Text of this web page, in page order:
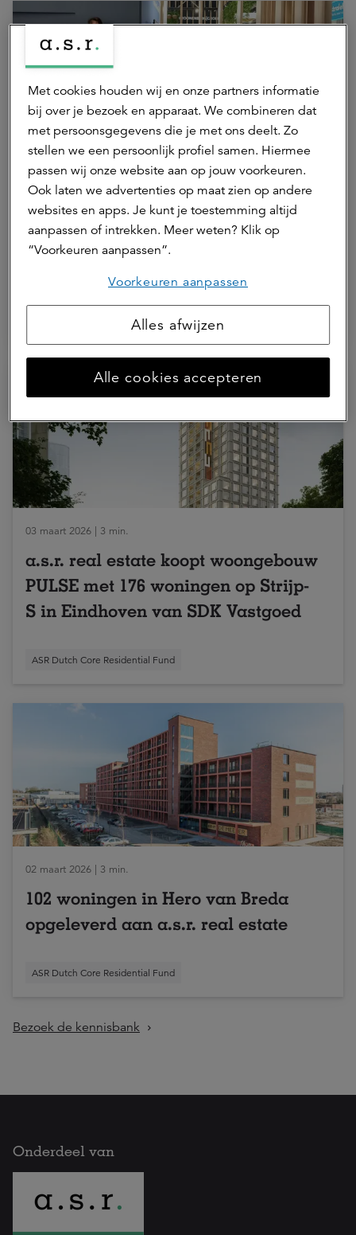
10 juni 2026 | 2 min.
HBB Groep en Maarsen Groep
zetten STELT in Amsterdam op
groen dankzij overeenkomst met
a.s.r. real assets
ASR Dutch Core Residential Fund
03 maart 2026 | 3 min.
a.s.r. real estate koopt woongebouw
PULSE met 176 woningen op Strijp-
S in Eindhoven van SDK Vastgoed
ASR Dutch Core Residential Fund
02 maart 2026 | 3 min.
102 woningen in Hero van Breda
opgeleverd aan a.s.r. real estate
ASR Dutch Core Residential Fund
Bezoek de kennisbank
Onderdeel van
Met cookies houden wij en onze partners informatie
bij over je bezoek en apparaat. We combineren dat
met persoonsgegevens die je met ons deelt. Zo
stellen we een persoonlijk profiel samen. Hiermee
passen wij onze website aan op jouw voorkeuren.
Ook laten we advertenties op maat zien op andere
websites en apps. Je kunt je toestemming altijd
aanpassen of intrekken. Meer weten? Klik op
“Voorkeuren aanpassen”.
Voorkeuren aanpassen
Alles afwijzen
Alle cookies accepteren